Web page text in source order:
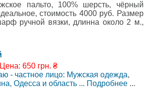
пальто, 100% шерсть, чёрный
стоимость 4000 руб. Размер
ручной вязки, длинна около 2 м.,
Цена: 650 грн. ₴
- частное лицо: Мужская одежда,
Одесса и область ... Подробнее ...